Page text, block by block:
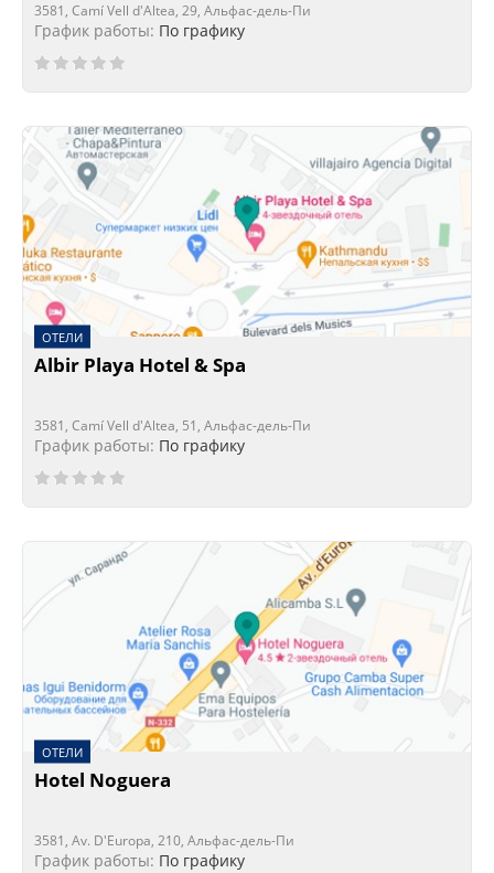
3581, Camí Vell d'Altea, 29, Альфас-дель-Пи
График работы: По графику
ОТЕЛИ
Albir Playa Hotel & Spa
3581, Camí Vell d'Altea, 51, Альфас-дель-Пи
График работы: По графику
ОТЕЛИ
Hotel Noguera
3581, Av. D'Europa, 210, Альфас-дель-Пи
График работы: По графику